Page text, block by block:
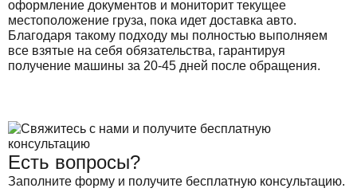
оформление документов и мониторит текущее
местоположение груза, пока идет доставка авто.
Благодаря такому подходу мы полностью выполняем
все взятые на себя обязательства, гарантируя
получение машины за 20-45 дней после обращения.
Есть вопросы?
Заполните форму и получите бесплатную консультацию.